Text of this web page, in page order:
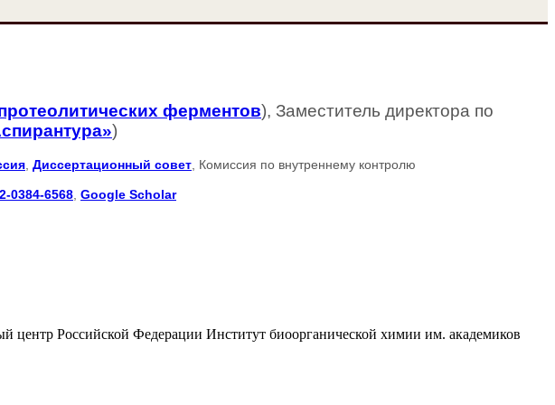
ферментов), Заместитель директора по
)
Диссертационный совет , Комиссия по внутреннему контролю
0384-6568 Google Scholar
центр Российской Федерации Институт биоорганической химии им. академиков